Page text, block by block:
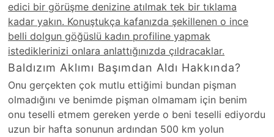
edici bir görüşme denizine atılmak tek bir tıklama
kadar yakın. Konuştukça kafanızda şekillenen o ince
belli dolgun göğüslü kadın profiline yapmak
istediklerinizi onlara anlattığınızda çıldracaklar.
Baldızım Aklımı Başımdan Aldı Hakkında?
Onu gerçekten çok mutlu ettiğimi bundan pişman
olmadığını ve benimde pişman olmamam için benim
onu teselli etmem gereken yerde o beni teselli ediyordu
uzun bir hafta sonunun ardından 500 km yolun